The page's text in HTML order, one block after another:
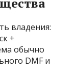
владения:
+
обычно
DMF и